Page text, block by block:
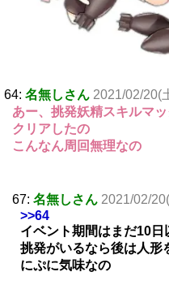
64: 名無しさん 2021/02/20(
あー、挑発妖精スキルマ
クリアしたの
こんなん周回無理なの
67: 名無しさん 2021/02/
>>64
イベント期間はまだ10日
挑発がいるなら後は人形
にぷに気味なの